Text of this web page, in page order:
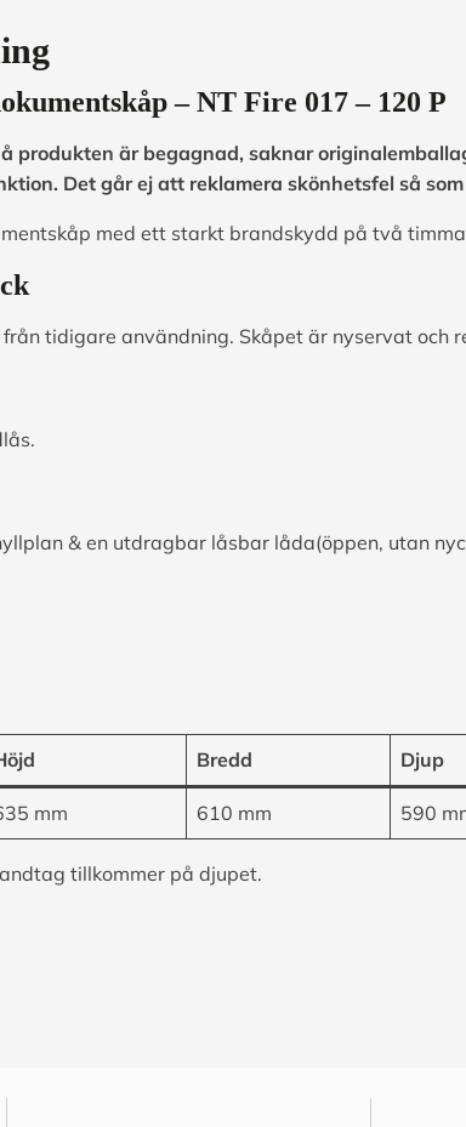
– NT Fire 017 – 120 P
produkten är begagnad, saknar
Det går ej att reklamera skönhetsfel så
med ett starkt brandskydd på två
från tidigare användning. Skåpet är nyservat och
& en utdragbar låsbar låda(öppen, utan
Bredd Djup
mm 610 mm 590
tillkommer på djupet.